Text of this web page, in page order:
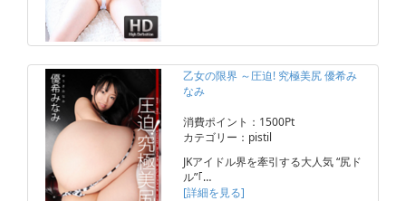
乙女の限界 ～圧迫! 究極美尻 優希み
なみ
消費ポイント：1500Pt
カテゴリー：pistil
JKアイドル界を牽引する大人気 “尻ド
ル”｢…
[詳細を見る]